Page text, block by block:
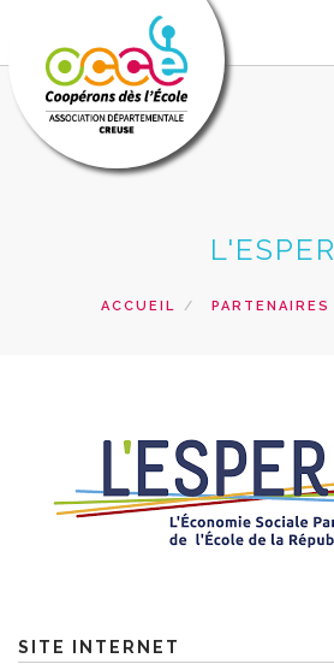
GÉRER SA COOPÉRATIVEL'ESPER
ACCUEIL PARTENAIRES
SITE INTERNET